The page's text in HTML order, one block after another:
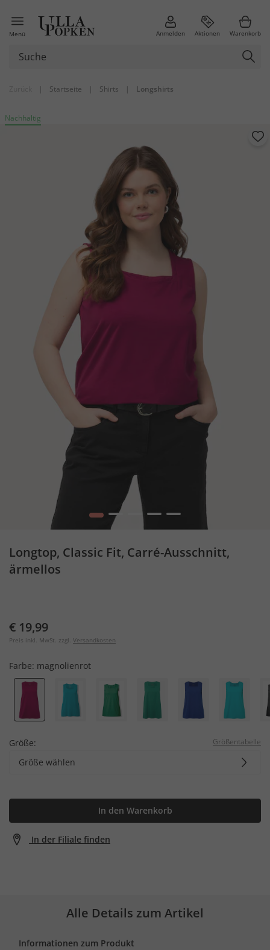
Menü Anmelden Aktionen Warenkorb
| Startseite | Shirts | Longshirts
Nachhaltig
1 2 4 5
Longtop, Classic Fit, Carré-Ausschnitt,
ärmellos
€ 19,99
Preis inkl. MwSt. zzgl. Versandkosten
Farbe: magnolienrot
Größe: Größentabelle
Größe wählen
In den Warenkorb
In der Filiale finden
Alle Details zum Artikel
Informationen zum Produkt